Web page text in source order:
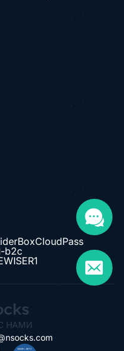
CloudPass
b2c
НАМИ